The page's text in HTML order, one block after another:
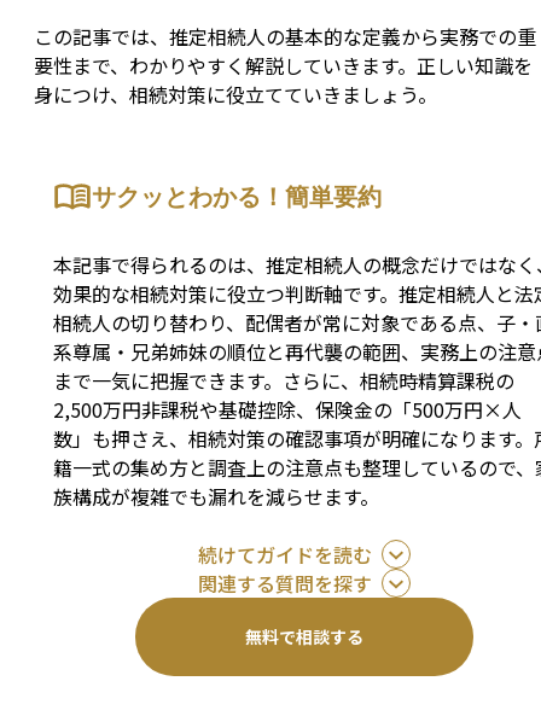
この記事では、推定相続人の基本的な定義から実務での重
要性まで、わかりやすく解説していきます。正しい知識を
身につけ、相続対策に役立てていきましょう。
サクッとわかる！簡単要約
本記事で得られるのは、推定相続人の概念だけではな
効果的な相続対策に役立つ判断軸です。推定相続人と法
相続人の切り替わり、配偶者が常に対象である点、子・
系尊属・兄弟姉妹の順位と再代襲の範囲、実務上の注
まで一気に把握できます。さらに、相続時精算課税の
2,500万円非課税や基礎控除、保険金の「500万円×人
数」も押さえ、相続対策の確認事項が明確になります。
籍一式の集め方と調査上の注意点も整理しているので、
族構成が複雑でも漏れを減らせます。
続けてガイドを読む
関連する質問を探す
無料で相談する